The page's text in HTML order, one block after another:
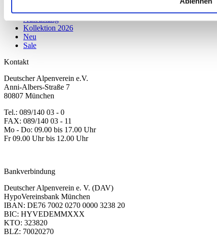
Kinder
Ausrüstung
Kollektion 2026
Neu
Sale
Kontakt
Deutscher Alpenverein e.V.
Anni-Albers-Straße 7
80807 München
Tel.: 089/140 03 - 0
FAX: 089/140 03 - 11
Mo - Do: 09.00 bis 17.00 Uhr
Fr 09.00 Uhr bis 12.00 Uhr
Bankverbindung
Deutscher Alpenverein e. V. (DAV)
HypoVereinsbank München
IBAN: DE76 7002 0270 0000 3238 20
BIC: HYVEDEMMXXX
KTO: 323820
BLZ: 70020270